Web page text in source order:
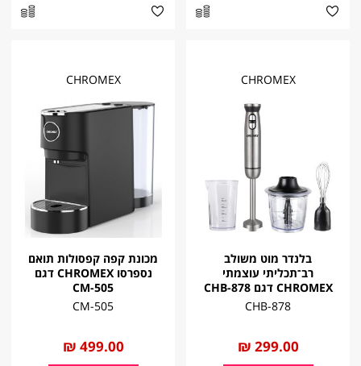
CHROMEX
בלנדר מוט משולב
רב־תכליתי עוצמתי
CHROMEX דגם CHB-878
CHB-878
החל
מ
299.00 ₪
CHROMEX
מכונת קפה קפסולות תואם
נספרסו CHROMEX דגם
CM-505
CM-505
החל
מ
499.00 ₪